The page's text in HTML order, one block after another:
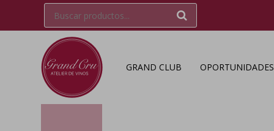
GRAND CLUB OPORTUNIDADES